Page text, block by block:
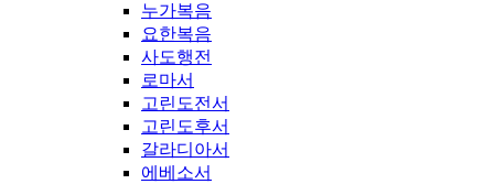
누가복음
요한복음
사도행전
로마서
고린도전서
고린도후서
갈라디아서
에베소서